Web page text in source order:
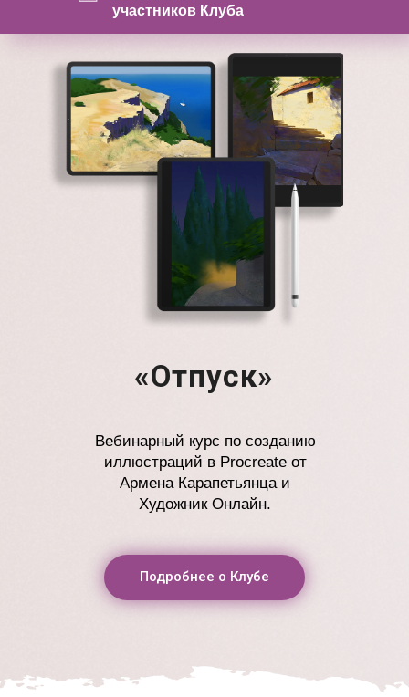
«Отпуск»
Вебинарный курс по созданию
иллюстраций в Procreate от
Армена Карапетьянца и
Художник Онлайн.
участников Клуба
Подробнее о Клубе